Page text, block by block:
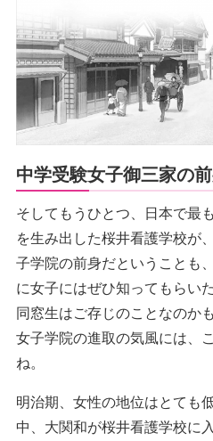
中学受験女子御三家の
そしてもうひとつ、日本で最
を生み出した桜井看護学校が
子学院の前身だということも
に女子にはぜひ知ってもらい
同窓生はご存じのことなのか
女子学院の進取の気風には、
ね。
明治期、女性の地位はとても
中、大関和が桜井看護学校に